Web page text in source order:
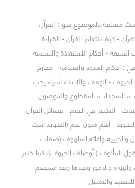
متعلقة بالموضوع نحو : القرآن
- كيف نتعلم القرآن - القراءة
- أحكام الأستعاذة والبسملة
: أحكام المدود واقسامه - مخارج
- الوقف والإبتداء أشياء يجب
السجدات، المقطوع والموصول
- التكبير في الختم - فضائل القرآن
- أهم متون علم (التجويد أثبت
والجزرية وإغاثة الملهوف (صفات
المألوف ( أوصاف الحروف). كما ختم
والرموز وغيرها وقد استخدم
والتمثيل